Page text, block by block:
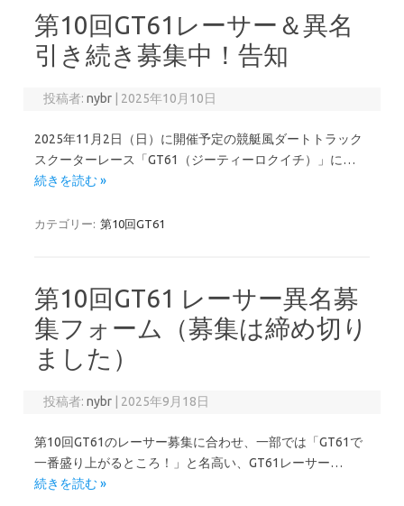
第10回GT61レーサー＆異名
引き続き募集中！告知
投稿者:nybr 2025年10月10日
2025年11月2日（日）に開催予定の競艇風ダートトラック
スクーターレース「GT61（ジーティーロクイチ）」に…
続きを読む »
カテゴリー: 第10回GT61
第10回GT61 レーサー異名募
集フォーム（募集は締め切り
ました）
投稿者:nybr 2025年9月18日
第10回GT61のレーサー募集に合わせ、一部では「GT61で
一番盛り上がるところ！」と名高い、GT61レーサー…
続きを読む »